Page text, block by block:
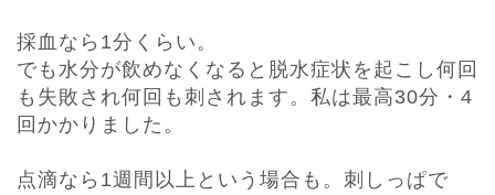
採血なら1分くらい。
でも水分が飲めなくなると脱水症状を起こし何回
も失敗され何回も刺されます。私は最高30分・4
回かかりました。
点滴なら1週間以上という場合も。刺しっぱで